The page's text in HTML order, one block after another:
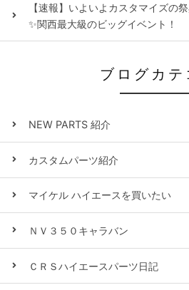
【速報】いよいよカスタマイズの
✨関西最大級のビッグイベント！
ブログカテ
NEW PARTS 紹介
カスタムパーツ紹介
マイケル ハイエースを買いたい
ＮＶ３５０キャラバン
ＣＲＳハイエースパーツ日記